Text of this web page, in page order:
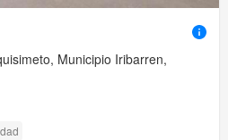
Municipio Iribarren,